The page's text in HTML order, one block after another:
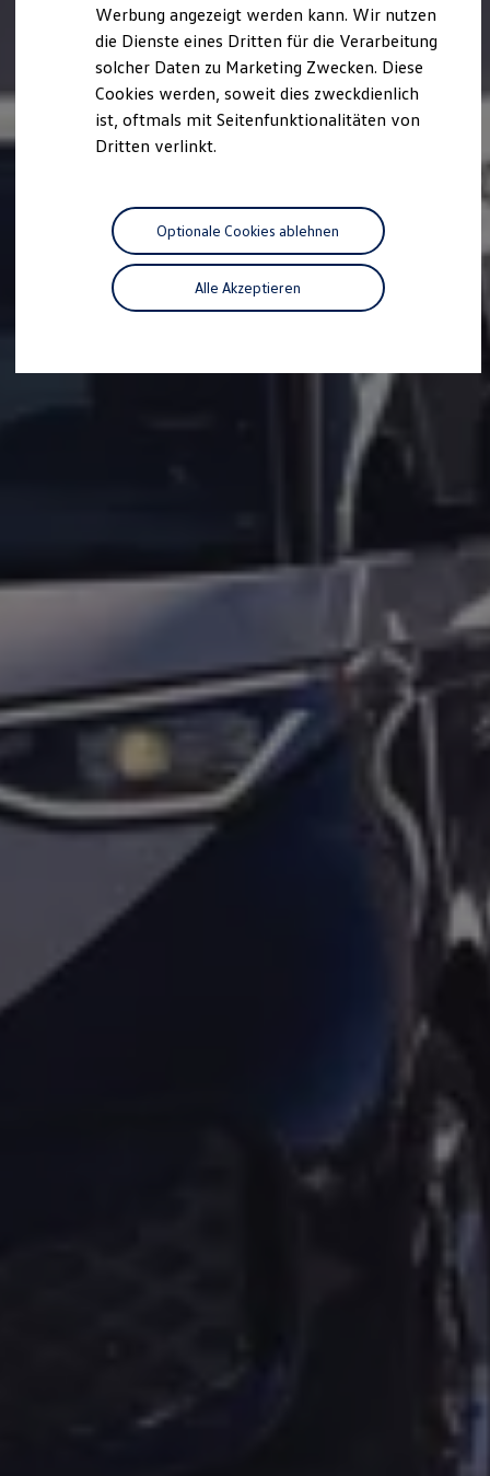
Autonomes Fahren
Mehr zum ID. Buzz
Online Beratung
California Club
California Magazin & Ratgeber
Vanlife
California App
California Lifestyle & Zubehör
Übernachten im California
Unternehmen
Karriere
Nachhaltigkeit
Rückblick VW Bus Festival 2023
Werbung angezeigt werden kann. Wir nutzen
die Dienste eines Dritten für die Verarbeitung
solcher Daten zu Marketing Zwecken. Diese
Cookies werden, soweit dies zweckdienlich
ist, oftmals mit Seitenfunktionalitäten von
Dritten verlinkt.
Alle Akzeptieren
Optionale Cookies ablehnen